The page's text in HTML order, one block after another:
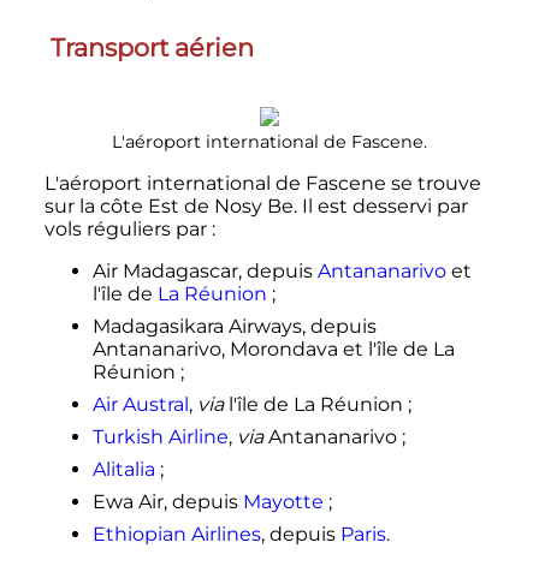
Transport aérien
L'aéroport international de Fascene.
L'aéroport international de Fascene se trouve
sur la côte Est de Nosy Be. Il est desservi par
vols réguliers par :
Air Madagascar, depuis Antananarivoet
l'île de La Réunion ;
Madagasikara Airways, depuis
Antananarivo, Morondava et l'île de La
Réunion ;
Air Austral , vial'île de La Réunion ;
Turkish Airline, viaAntananarivo ;
Alitalia ;
Ewa Air, depuis Mayotte ;
Ethiopian Airlines, depuis Paris.